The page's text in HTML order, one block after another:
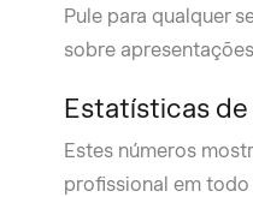
Pule para qualquer
sobre
Estatísticas
Estes números
profissional em todo